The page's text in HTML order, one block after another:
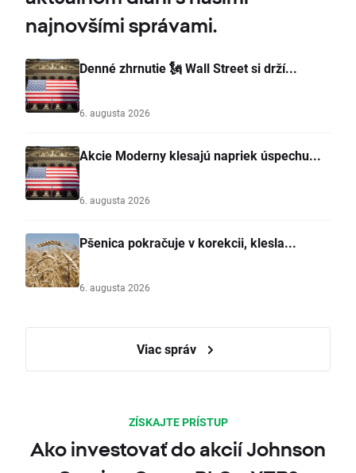
najnovšími správami.
Denné zhrnutie 🗽 Wall Street si drží...
6. augusta 2026
Akcie Moderny klesajú napriek úspechu...
6. augusta 2026
Pšenica pokračuje v korekcii, klesla...
6. augusta 2026
Viac správ
ZÍSKAJTE PRÍSTUP
Ako investovať do akcií Johnson